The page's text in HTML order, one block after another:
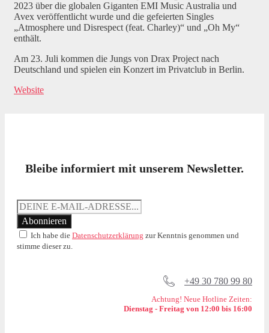
2023 über die globalen Giganten EMI Music Australia und
Avex veröffentlicht wurde und die gefeierten Singles
„Atmosphere und Disrespect (feat. Charley)“ und „Oh My“
enthält.
Am 23. Juli kommen die Jungs von Drax Project nach
Deutschland und spielen ein Konzert im Privatclub in Berlin.
Website
Bleibe informiert mit unserem Newsletter.
Ich habe die Datenschutzerklärung zur Kenntnis genommen und
stimme dieser zu.
+49 30 780 99 80
Achtung! Neue Hotline Zeiten:
Dienstag - Freitag von 12:00 bis 16:00